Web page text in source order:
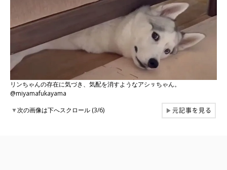
リンちゃんの存在に気づき、気配を消すようなアシㇼちゃん。
@miyamafukayama
▼次の画像は下へスクロール (3/6) ▶元記事を見る